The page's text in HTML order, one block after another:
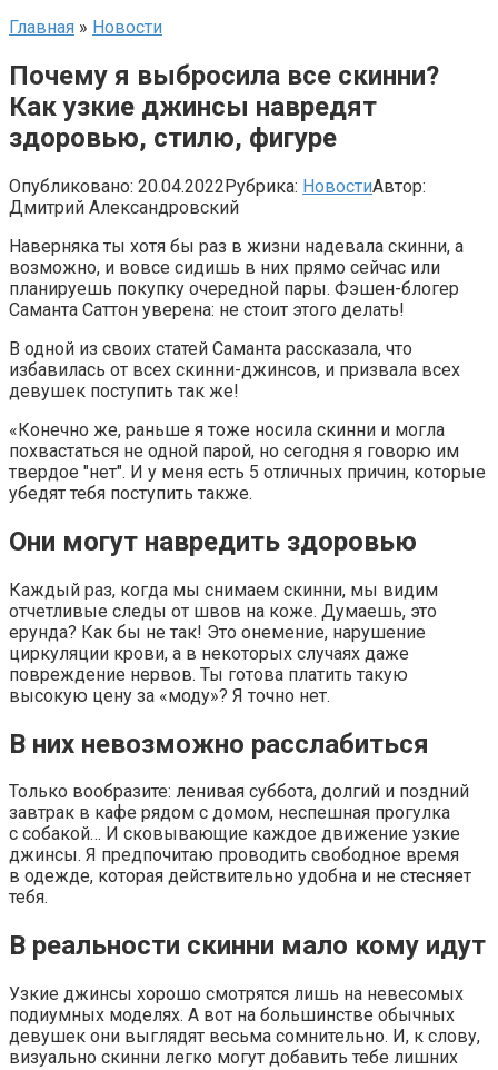
Главная » Новости
Почему я выбросила все скинни?
Как узкие джинсы навредят
здоровью, стилю, фигуре
Опубликовано: 20.04.2022Рубрика: НовостиАвтор:
Дмитрий Александровский
Наверняка ты хотя бы раз в жизни надевала скинни, а
возможно, и вовсе сидишь в них прямо сейчас или
планируешь покупку очередной пары. Фэшен-блогер
Саманта Саттон уверена: не стоит этого делать!
В одной из своих статей Саманта рассказала, что
избавилась от всех скинни-джинсов, и призвала всех
девушек поступить так же!
«Конечно же, раньше я тоже носила скинни и могла
похвастаться не одной парой, но сегодня я говорю им
твердое "нет". И у меня есть 5 отличных причин, которые
убедят тебя поступить также.
Они могут навредить здоровью
Каждый раз, когда мы снимаем скинни, мы видим
отчетливые следы от швов на коже. Думаешь, это
ерунда? Как бы не так! Это онемение, нарушение
циркуляции крови, а в некоторых случаях даже
повреждение нервов. Ты готова платить такую
высокую цену за «моду»? Я точно нет.
В них невозможно расслабиться
Только вообразите: ленивая суббота, долгий и поздний
завтрак в кафе рядом с домом, неспешная прогулка
с собакой… И сковывающие каждое движение узкие
джинсы. Я предпочитаю проводить свободное время
в одежде, которая действительно удобна и не стесняет
тебя.
В реальности скинни мало кому идут
Узкие джинсы хорошо смотрятся лишь на невесомых
подиумных моделях. А вот на большинстве обычных
девушек они выглядят весьма сомнительно. И, к слову,
визуально скинни легко могут добавить тебе лишних